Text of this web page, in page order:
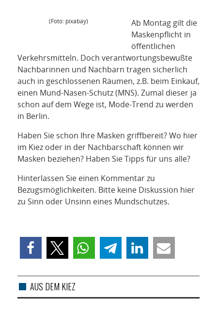
NETZWERK
SPONSORING
KONTAKT
(Foto: pixabay)
Ab Montag gilt die
Maskenpflicht in
öffentlichen
Verkehrsmitteln. Doch verantwortungsbewußte
Nachbarinnen und Nachbarn tragen sicherlich
auch in geschlossenen Räumen, z.B. beim Einkauf,
einen Mund-Nasen-Schutz (MNS). Zumal dieser ja
schon auf dem Wege ist, Mode-Trend zu werden
in Berlin.
Haben Sie schon Ihre Masken griffbereit? Wo hier
im Kiez oder in der Nachbarschaft können wir
Masken beziehen? Haben Sie Tipps für uns alle?
Hinterlassen Sie einen Kommentar zu
Bezugsmöglichkeiten. Bitte keine Diskussion hier
zu Sinn oder Unsinn eines Mundschutzes.
AUS DEM KIEZ